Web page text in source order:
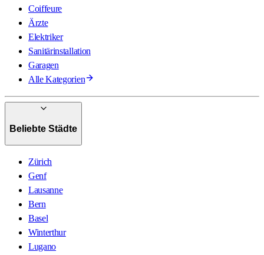
Coiffeure
Ärzte
Elektriker
Sanitärinstallation
Garagen
Alle Kategorien
Beliebte Städte
Zürich
Genf
Lausanne
Bern
Basel
Winterthur
Lugano